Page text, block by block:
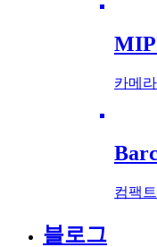
카메
컴팩
블로그